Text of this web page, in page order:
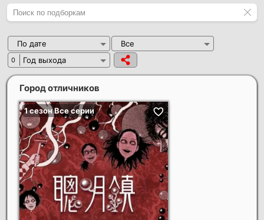
По дате Все
0 Год выхода
Город отличников